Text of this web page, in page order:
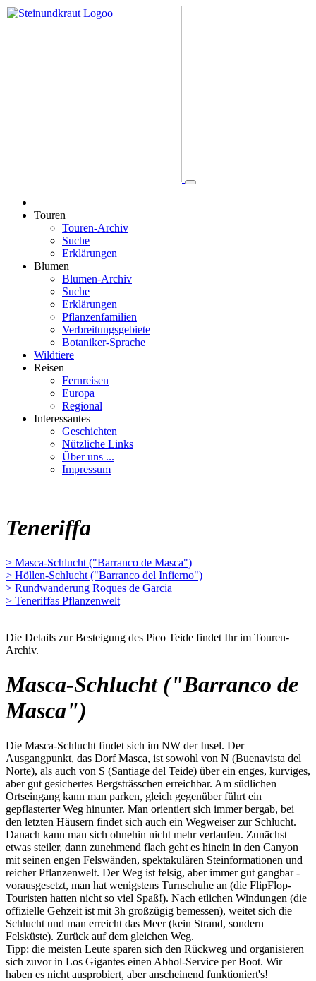
Touren
Touren-Archiv
Suche
Erklärungen
Blumen
Blumen-Archiv
Suche
Erklärungen
Pflanzenfamilien
Verbreitungsgebiete
Botaniker-Sprache
Wildtiere
Reisen
Fernreisen
Europa
Regional
Interessantes
Geschichten
Nützliche Links
Über uns ...
Impressum
Teneriffa
> Masca-Schlucht ("Barranco de Masca")
> Höllen-Schlucht ("Barranco del Infierno")
> Rundwanderung Roques de Garcia
> Teneriffas Pflanzenwelt
Die Details zur Besteigung des Pico Teide findet Ihr im Touren-
Archiv.
Masca-Schlucht ("Barranco de
Masca")
Die Masca-Schlucht findet sich im NW der Insel. Der
Ausgangpunkt, das Dorf Masca, ist sowohl von N (Buenavista del
Norte), als auch von S (Santiage del Teide) über ein enges, kurviges,
aber gut gesichertes Bergsträsschen erreichbar. Am südlichen
Ortseingang kann man parken, gleich gegenüber führt ein
gepflasterter Weg hinunter. Man orientiert sich immer bergab, bei
den letzten Häusern findet sich auch ein Wegweiser zur Schlucht.
Danach kann man sich ohnehin nicht mehr verlaufen. Zunächst
etwas steiler, dann zunehmend flach geht es hinein in den Canyon
mit seinen engen Felswänden, spektakulären Steinformationen und
reicher Pflanzenwelt. Der Weg ist felsig, aber immer gut gangbar -
vorausgesetzt, man hat wenigstens Turnschuhe an (die FlipFlop-
Touristen hatten nicht so viel Spaß!). Nach etlichen Windungen (die
offizielle Gehzeit ist mit 3h großzügig bemessen), weitet sich die
Schlucht und man erreicht das Meer (kein Strand, sondern
Felsküste). Zurück auf dem gleichen Weg.
Tipp: die meisten Leute sparen sich den Rückweg und organisieren
sich zuvor in Los Gigantes einen Abhol-Service per Boot. Wir
haben es nicht ausprobiert, aber anscheinend funktioniert's!